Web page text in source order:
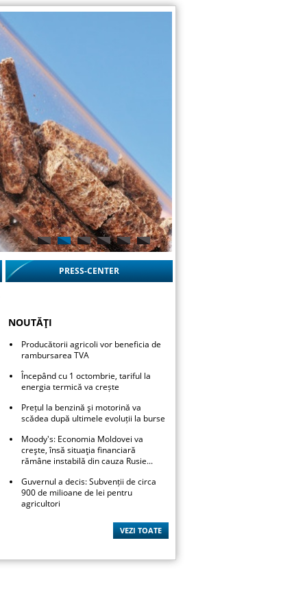
PRESS-CENTER
NOUTĂŢI
Producătorii agricoli vor beneficia de
rambursarea TVA
Începând cu 1 octombrie, tariful la
energia termică va crește
Prețul la benzină şi motorină va
scădea după ultimele evoluții la burse
Moody's: Economia Moldovei va
creşte, însă situaţia financiară
rămâne instabilă din cauza Rusie...
Guvernul a decis: Subvenții de circa
900 de milioane de lei pentru
agricultori
VEZI TOATE